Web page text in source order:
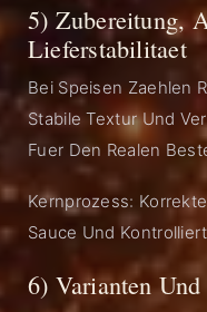
5) Zubereitung,
Lieferstabilitaet
Bei Speisen Zaehlen
Stabile Textur Und
Fuer Den Realen
Kernprozess:
Sauce Und
6) Varianten